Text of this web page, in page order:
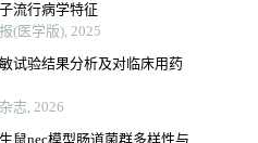
流行病学特征
(医学版), 2025
试验结果分析及对临床用药
志, 2026
鼠nec模型肠道菌群多样性与